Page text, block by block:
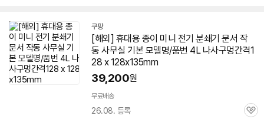
쿠팡
[해외] 휴대용 종이 미니 전기 분쇄기 문서 작
동 사무실 기본 모델명/품번 4L 나사구멍간격1
28 x 128x135mm
39,200원
무료배송
26.08. 등록
관